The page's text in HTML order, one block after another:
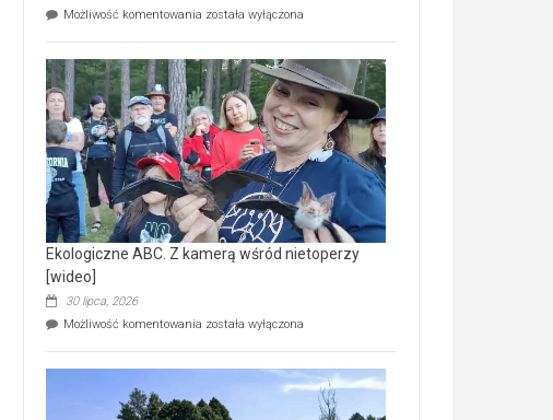
Możliwość komentowania Ekologiczne
–
prawdziwy
skarb
natury
[wideo]
została wyłączona
Ekologiczne ABC. Z kamerą wśród nietoperzy
[wideo]
30 lipca, 2026
Możliwość komentowania Ekologiczne
wśród
nietoperzy
została wyłączona